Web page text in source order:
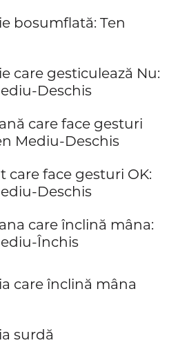
bosumflată: Ten
care gesticulează Nu:
Deschis
care face gesturi
Mediu-Deschis
care face gesturi OK:
Deschis
care înclină mâna:
Închis
care înclină mâna
surdă